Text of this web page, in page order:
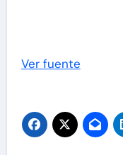
Ver fuente